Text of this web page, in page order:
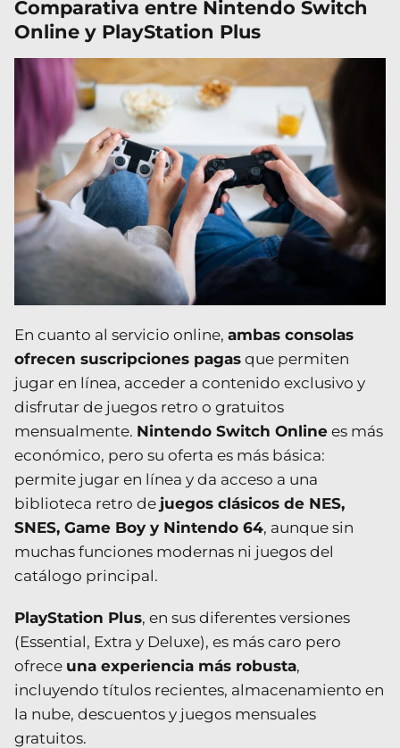
Comparativa entre Nintendo Switch
Online y PlayStation Plus
En cuanto al servicio online, ambas consolas
ofrecen suscripciones pagas que permiten
jugar en línea, acceder a contenido exclusivo y
disfrutar de juegos retro o gratuitos
mensualmente. Nintendo Switch Online es más
económico, pero su oferta es más básica:
permite jugar en línea y da acceso a una
biblioteca retro de juegos clásicos de NES,
SNES, Game Boy y Nintendo 64, aunque sin
muchas funciones modernas ni juegos del
catálogo principal.
PlayStation Plus, en sus diferentes versiones
(Essential, Extra y Deluxe), es más caro pero
ofrece una experiencia más robusta,
incluyendo títulos recientes, almacenamiento en
la nube, descuentos y juegos mensuales
gratuitos.